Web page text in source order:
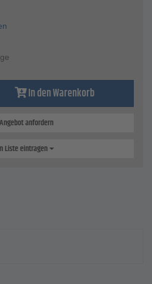
In den Warenkorb
anfordern
Liste eintragen